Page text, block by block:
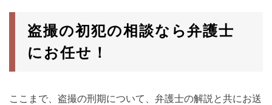
盗撮の初犯の相談なら弁護士
にお任せ！
ここまで、盗撮の刑期について、弁護士の解説と共にお送